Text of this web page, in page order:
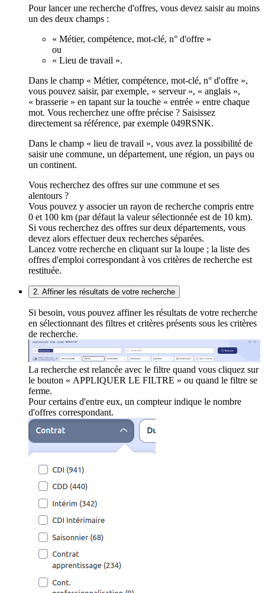
Pour lancer une recherche d'offres, vous devez saisir au moins
un des deux champs :
« Métier, compétence, mot-clé, n° d'offre »
ou
« Lieu de travail ».
Dans le champ « Métier, compétence, mot-clé, n° d'offre »,
vous pouvez saisir, par exemple, « serveur », « anglais »,
« brasserie » en tapant sur la touche « entrée » entre chaque
mot. Vous recherchez une offre précise ? Saisissez
directement sa référence, par exemple 049RSNK.
Dans le champ « lieu de travail », vous avez la possibilité de
saisir une commune, un département, une région, un pays ou
un continent.
Vous recherchez des offres sur une commune et ses
alentours ?
Vous pouvez y associer un rayon de recherche compris entre
0 et 100 km (par défaut la valeur sélectionnée est de 10 km).
Si vous recherchez des offres sur deux départements, vous
devez alors effectuer deux recherches séparées.
Lancez votre recherche en cliquant sur la loupe ; la liste des
offres d'emploi correspondant à vos critères de recherche est
restituée.
2. Affiner les résultats de votre recherche
Si besoin, vous pouvez affiner les résultats de votre recherche
en sélectionnant des filtres et critères présents sous les critères
de recherche.
La recherche est relancée avec le filtre quand vous cliquez sur
le bouton « APPLIQUER LE FILTRE » ou quand le filtre se
ferme.
Pour certains d'entre eux, un compteur indique le nombre
d'offres correspondant.